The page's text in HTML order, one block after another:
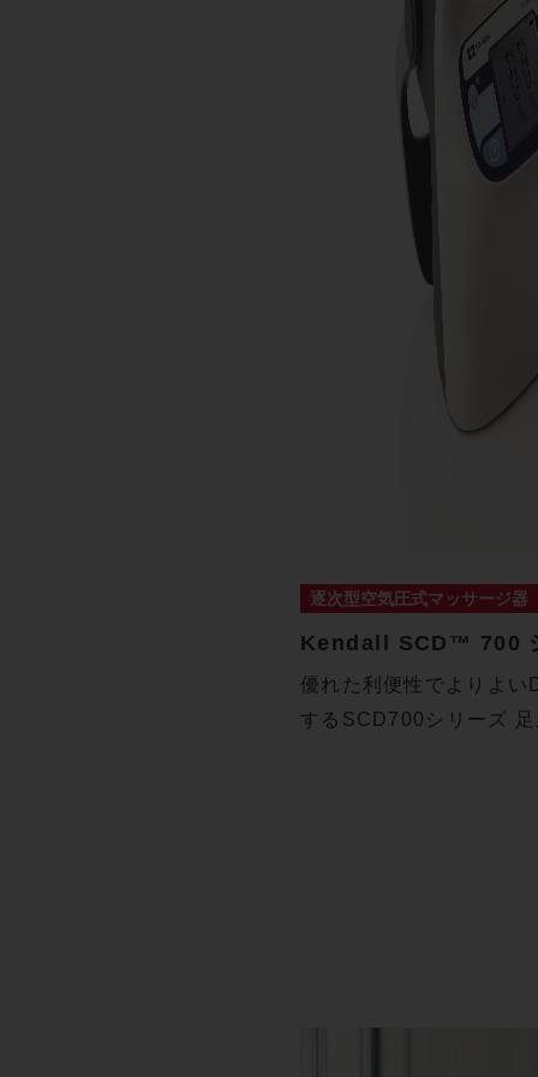
逐次型空気圧式マッサージ器
Kendall SCD™ 700
優れた利便性でよりよい
するSCD700シリーズ